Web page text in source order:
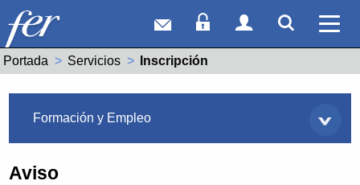
Correo webAcceso Socios
Acceso
Portada Servicios Actual:
Inscripción
Formación y Empleo
Aviso